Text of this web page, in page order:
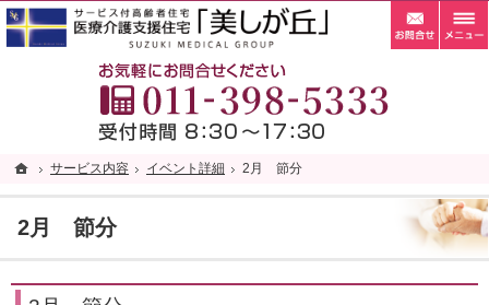
ホーム
サービス内容 イベント詳細 2月 節分
2月 節分
札幌市清田区の老人ホーム・サービス付き高齢者向け住宅・サ高住なら当施設へ。
札幌市清田区の老人ホーム・サービス付き高齢者向け住宅・サ高住なら自家菜園がある「
お
ホーム
サービス内容 イベント詳細 2月 節分